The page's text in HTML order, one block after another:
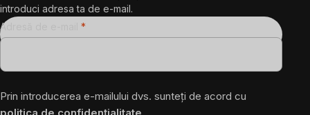
introduci adresa ta de e-mail.
Adresă de e-mail
Prin introducerea e-mailului dvs. sunteți de acord cu
politica de confidențialitate